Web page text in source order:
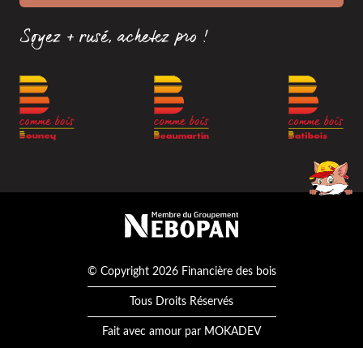
Soyez + rusé, achetez pro !
Membre du groupement Nébopan
© Copyright 2026 Financière des bois
Tous Droits Réservés
Fait avec amour par MOKADEV